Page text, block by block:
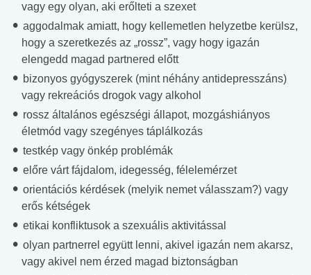
vagy egy olyan, aki erőlteti a szexet
aggodalmak amiatt, hogy kellemetlen helyzetbe kerülsz,
hogy a szeretkezés az „rossz”, vagy hogy igazán
elengedd magad partnered előtt
bizonyos gyógyszerek (mint néhány antidepresszáns)
vagy rekreációs drogok vagy alkohol
rossz általános egészségi állapot, mozgáshiányos
életmód vagy szegényes táplálkozás
testkép vagy önkép problémák
előre várt fájdalom, idegesség, félelemérzet
orientációs kérdések (melyik nemet válasszam?) vagy
erős kétségek
etikai konfliktusok a szexuális aktivitással
olyan partnerrel együtt lenni, akivel igazán nem akarsz,
vagy akivel nem érzed magad biztonságban